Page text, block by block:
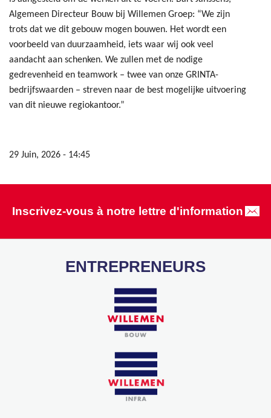
Algemeen Directeur Bouw bij Willemen Groep: “We zijn
trots dat we dit gebouw mogen bouwen. Het wordt een
voorbeeld van duurzaamheid, iets waar wij ook veel
aandacht aan schenken. We zullen met de nodige
gedrevenheid en teamwork – twee van onze GRINTA-
bedrijfswaarden – streven naar de best mogelijke uitvoering
van dit nieuwe regiokantoor.”
29 Juin, 2026 - 14:45
Inscrivez-vous à notre lettre d'information
ENTREPRENEURS